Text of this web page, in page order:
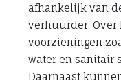
afhankelijk van
verhuurder. Over
voorzieningen
water en sanitair
Daarnaast